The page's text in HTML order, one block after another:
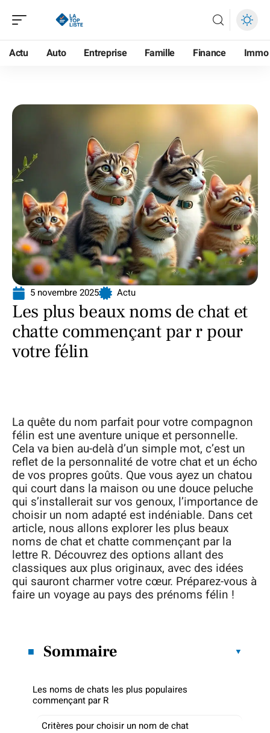
Actu Auto Entreprise Famille Finance Immo
5 novembre 2025 Actu
Les plus beaux noms de chat et
chatte commençant par r pour
votre félin
La quête du nom parfait pour votre compagnon
félin est une aventure unique et personnelle.
Cela va bien au-delà d’un simple mot, c’est un
reflet de la personnalité de votre chat et un écho
de vos propres goûts. Que vous ayez un chatou
qui court dans la maison ou une douce peluche
qui s’installerait sur vos genoux, l’importance de
choisir un nom adapté est indéniable. Dans cet
article, nous allons explorer les plus beaux
noms de chat et chatte commençant par la
lettre R. Découvrez des options allant des
classiques aux plus originaux, avec des idées
qui sauront charmer votre cœur. Préparez-vous à
faire un voyage au pays des prénoms félin !
Sommaire
Les noms de chats les plus populaires
commençant par R
Critères pour choisir un nom de chat